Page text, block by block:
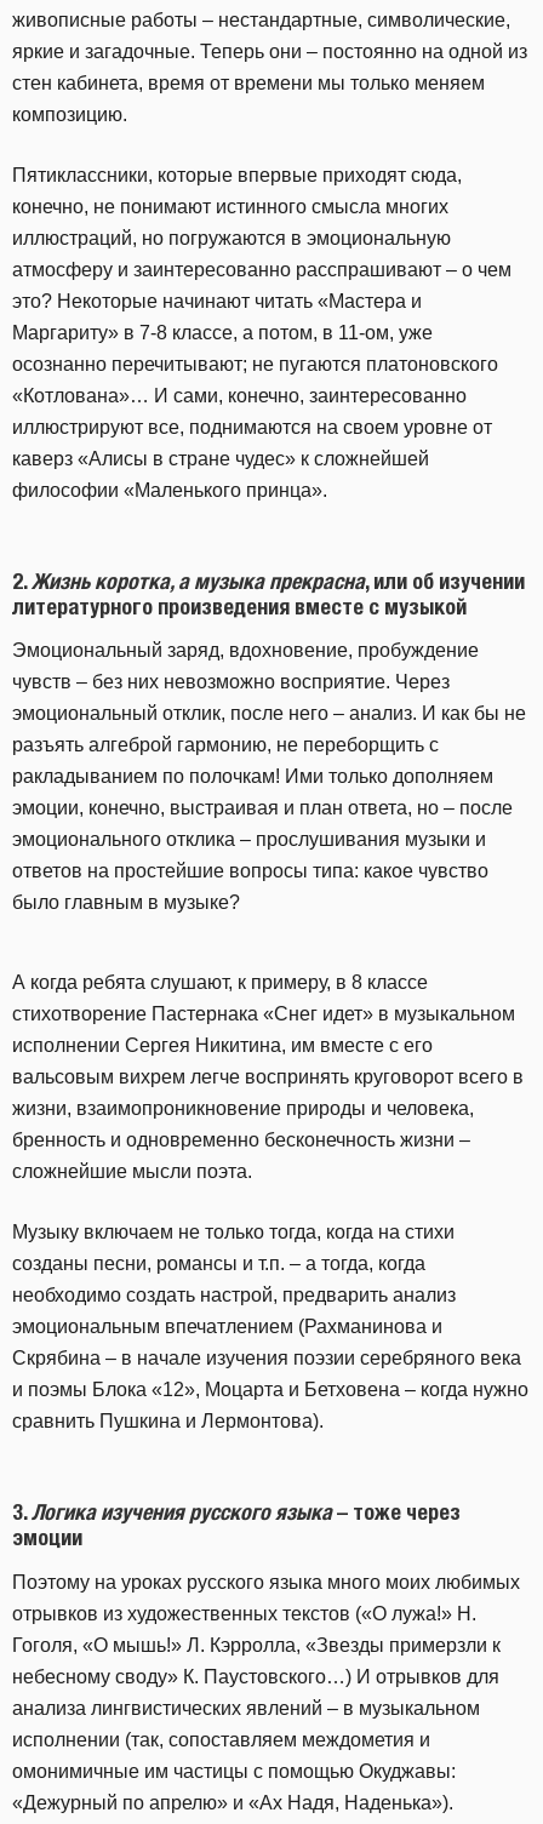
живописные работы – нестандартные, символические,
яркие и загадочные. Теперь они – постоянно на одной из
стен кабинета, время от времени мы только меняем
композицию.
Пятиклассники, которые впервые приходят сюда,
конечно, не понимают истинного смысла многих
иллюстраций, но погружаются в эмоциональную
атмосферу и заинтересованно расспрашивают – о чем
это? Некоторые начинают читать «Мастера и
Маргариту» в 7-8 классе, а потом, в 11-ом, уже
осознанно перечитывают; не пугаются платоновского
«Котлована»… И сами, конечно, заинтересованно
иллюстрируют все, поднимаются на своем уровне от
каверз «Алисы в стране чудес» к сложнейшей
философии «Маленького принца».
2.Жизнь коротка, а музыка прекрасна, или об изучении
литературного произведения вместе с музыкой
Эмоциональный заряд, вдохновение, пробуждение
чувств – без них невозможно восприятие. Через
эмоциональный отклик, после него – анализ. И как бы не
разъять алгеброй гармонию, не переборщить с
ракладыванием по полочкам! Ими только дополняем
эмоции, конечно, выстраивая и план ответа, но – после
эмоционального отклика – прослушивания музыки и
ответов на простейшие вопросы типа: какое чувство
было главным в музыке?
А когда ребята слушают, к примеру, в 8 классе
стихотворение Пастернака «Снег идет» в музыкальном
исполнении Сергея Никитина, им вместе с его
вальсовым вихрем легче воспринять круговорот всего в
жизни, взаимопроникновение природы и человека,
бренность и одновременно бесконечность жизни –
сложнейшие мысли поэта.
Музыку включаем не только тогда, когда на стихи
созданы песни, романсы и т.п. – а тогда, когда
необходимо создать настрой, предварить анализ
эмоциональным впечатлением (Рахманинова и
Скрябина – в начале изучения поэзии серебряного века
и поэмы Блока «12», Моцарта и Бетховена – когда нужно
сравнить Пушкина и Лермонтова).
3.Логика изучения русского языка– тоже через
эмоции
Поэтому на уроках русского языка много моих любимых
отрывков из художественных текстов («О лужа!» Н.
Гоголя, «О мышь!» Л. Кэрролла, «Звезды примерзли к
небесному своду» К. Паустовского…) И отрывков для
анализа лингвистических явлений – в музыкальном
исполнении (так, сопоставляем междометия и
омонимичные им частицы с помощью Окуджавы:
«Дежурный по апрелю» и «Ах Надя, Наденька»).